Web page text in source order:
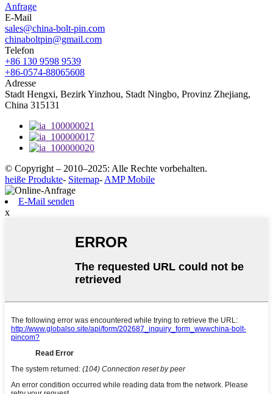
Anfrage
E-Mail
sales@china-bolt-pin.com
chinaboltpin@gmail.com
Telefon
+86 130 9598 9539
+86-0574-88065608
Adresse
Stadt Hengxi, Bezirk Yinzhou, Stadt Ningbo, Provinz Zhejiang,
China 315131
© Copyright – 2010–2025: Alle Rechte vorbehalten.
heiße Produkte- Sitemap- AMP Mobile
E-Mail senden
x